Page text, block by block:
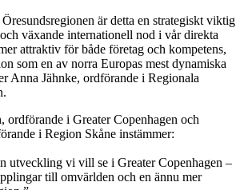
är detta en strategiskt viktig
växande internationell nod i vår direkta
attraktiv för både företag och kompetens,
som en av norra Europas mest dynamiska
Anna Jähnke, ordförande i Regionala
ordförande i Greater Copenhagen och
i Region Skåne instämmer:
utveckling vi vill se i Greater Copenhagen –
till omvärlden och en ännu mer